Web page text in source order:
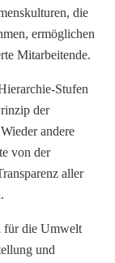
die
ermöglichen
Mitarbeitende.
Stufen
der
andere
von der
aller
für die Umwelt
und